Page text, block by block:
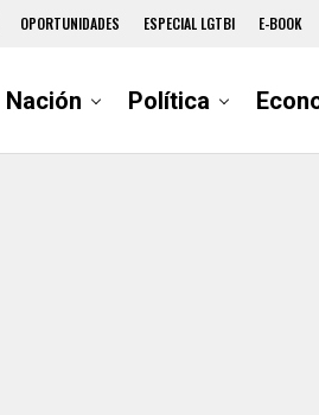
OPORTUNIDADES ESPECIAL LGTBI E-BOOK
Nación Política